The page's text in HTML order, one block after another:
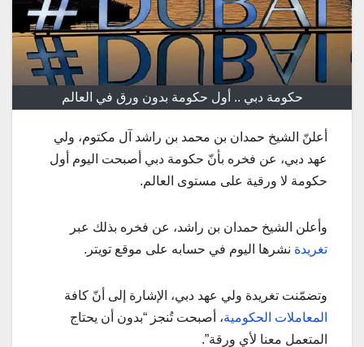
حكومة دبي .. أول حكومة بدون ورق في العالم
أعلنّ الشيخ حمدان بن محمد بن راشد آل مكتوم، ولي
عهد دبي، عن فخره بأنّ حكومة دبي أصبحت اليوم أول
حكومة لا ورقية على مستوى العالم.
وأعلن الشيخ حمدان بن راشد، عن فخره بذلك عبر
تغريدة نشرها اليوم في حسابه على موقع تويتر.
وتضمّنت تغريدة ولي عهد دبي، الإشارة إلى أنّ كافة
المعاملات الحكومية، أصبحت تُنجز “بدون أن يحتاج
المتعمل معنا لأي ورقة”.